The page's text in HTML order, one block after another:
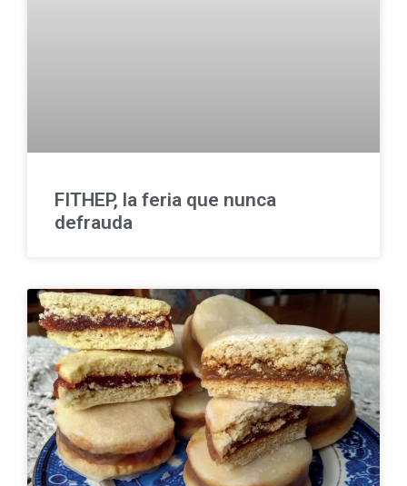
FITHEP, la feria que nunca
defrauda